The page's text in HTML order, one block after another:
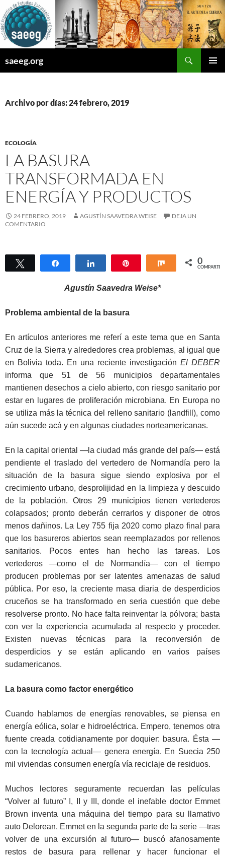
Saltar
al
contenido
saeeg.org
Archivo por días: 24 febrero, 2019
ECOLOGÍA
LA BASURA
TRANSFORMADA EN
ENERGÍA Y PRODUCTOS
24 FEBRERO, 2019 AGUSTÍN SAAVEDRA WEISE
DEJA UN
COMENTARIO
Twittear Compartir Compartir Compartir
0
COMPARTIR
Agustín Saavedra Weise*
Problema ambiental de la basura
En artículos anteriores me referí a este tema que en Santa
Cruz de la Sierra y alrededores crea problemas, al igual que
en Bolivia toda. En una reciente investigación El DEBER
informa que 51 de 56 municipios departamentales
mantienen desechos a cielo abierto, con riesgo sanitario por
estar en lugares de proliferación microbiana. En Europa no
se utiliza más la técnica del relleno sanitario (landfill), como
aún sucede acá y en algunas ciudades norteamericanas.
En la capital oriental —la ciudad más grande del país— está
pendiente el traslado del vertedero de Normandía pero la
situación de la basura sigue siendo explosiva por el
crecimiento urbano, desprolijidad en la limpieza y descuido
de la población. Otros 29 municipios tienen vertederos
colapsados; pronto deberán cerrarlos y disponer de otros
menos dañinos. La Ley 755 fija 2020 como plazo final para
que los basureros abiertos sean reemplazados por rellenos
sanitarios. Pocos entes han hecho las tareas. Los
vertederos —como el de Normandía— con el tiempo
producen problemas por ser latentes amenazas de salud
pública. Por eso, la creciente masa diaria de desperdicios
cruceños se ha transformado en seria cuestión que debe
resolverse pronto. No hace falta reinventar la pólvora; basta
con ver la experiencia acumulada al respecto y proceder.
Existen nuevas técnicas para la reconversión de
desperdicios y se están aplicando en varios países
sudamericanos.
La basura como factor energético
Cuando hablamos de energías renovables, se piensa en
energía eólica, solar e hidroeléctrica. Empero, tenemos otra
fuente creada cotidianamente por doquier: basura. Ésta —
con la tecnología actual— genera energía. En Suecia 250
mil viviendas consumen energía vía reciclaje de residuos.
Muchos lectores seguramente recuerdan las películas
“Volver al futuro” I, II y III, donde el inefable doctor Emmet
Brown inventa una máquina del tiempo para su llamativo
auto Delorean. Emmet en la segunda parte de la serie —tras
volver de una excursión al futuro— buscó afanosamente
restos de basura para rellenar y hacer funcionar el